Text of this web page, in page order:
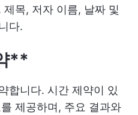
목, 저자 이름, 날짜 및
다.
**
합니다. 시간 제약이 있
제공하며, 주요 결과와